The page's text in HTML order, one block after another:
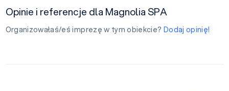
Opinie i referencje dla Magnolia SPA
Organizowałaś/eś imprezę w tym obiekcie? Dodaj opinię!